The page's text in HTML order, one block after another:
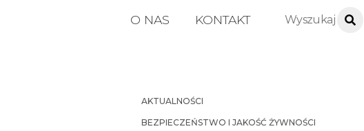
O NAS KONTAKT
AKTUALNOŚCI
BEZPIECZEŃSTWO I JAKOŚĆ ŻYWNOŚCI